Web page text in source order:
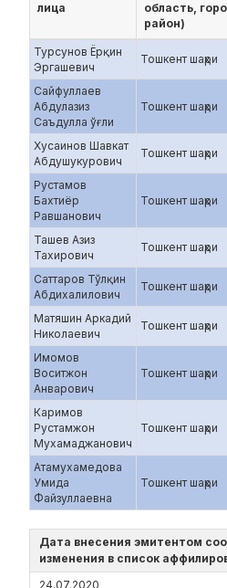
лица
область,
район)
Турсунов Ёрқин
Эргашевич
Тошкент шаҳри
Сайфуллаев
Абдулазиз
Саъдулла ўғли
Тошкент шаҳри
Хусаинов Шавкат
Абдушукурович
Тошкент шаҳри
Рустамов
Бахтиёр
Равшанович
Тошкент шаҳри
Ташев Азиз
Тахирович
Тошкент шаҳри
Саттаров Тўлқин
Абдихалилович
Тошкент шаҳри
Матяшин Аркадий
Николаевич
Тошкент шаҳри
Имомов
Воситжон
Анварович
Тошкент шаҳри
Каримов
Рустамжон
Мухамаджанович
Тошкент шаҳри
Атамухамедова
Умида
Файзуллаевна
Тошкент шаҳри
Дата внесения эмитентом
изменения в список
24.07.2020